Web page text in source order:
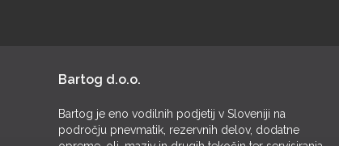
Bartog d.o.o.
Bartog je eno vodilnih podjetij v Sloveniji na
področju pnevmatik, rezervnih delov, dodatne